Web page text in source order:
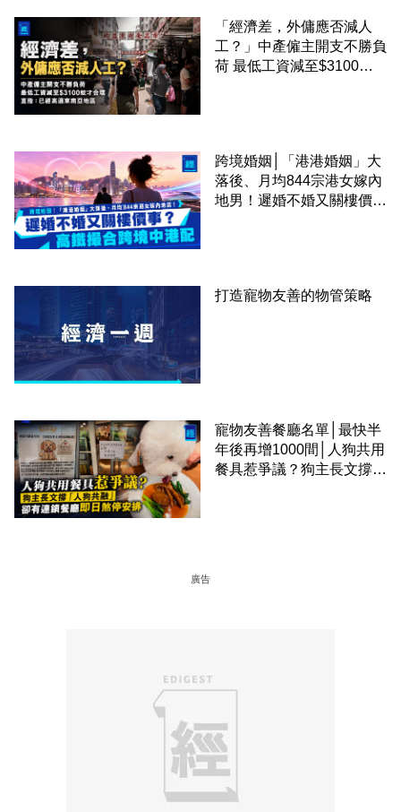
「經濟差，外傭應否減人
工？」中產僱主開支不勝負
荷 最低工資減至$3100蚊
跨境婚姻│「港港婚姻」大
落後、月均844宗港女嫁內
地男！遲婚不婚又關樓價
打造寵物友善的物管策略
寵物友善餐廳名單│最快半
年後再增1000間│人狗共用
餐具惹爭議？狗主長文撐
廣告